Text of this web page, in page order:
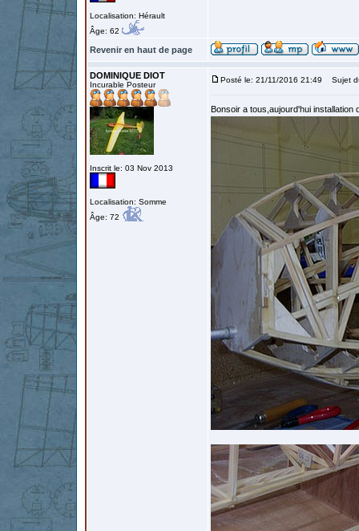
Localisation: Hérault
Âge: 62
Revenir en haut de page
DOMINIQUE DIOT
Incurable Posteur
Inscrit le: 03 Nov 2013
Localisation: Somme
Âge: 72
Posté le: 21/11/2016 21:49 Sujet
Bonsoir a tous,aujourd'hui installation